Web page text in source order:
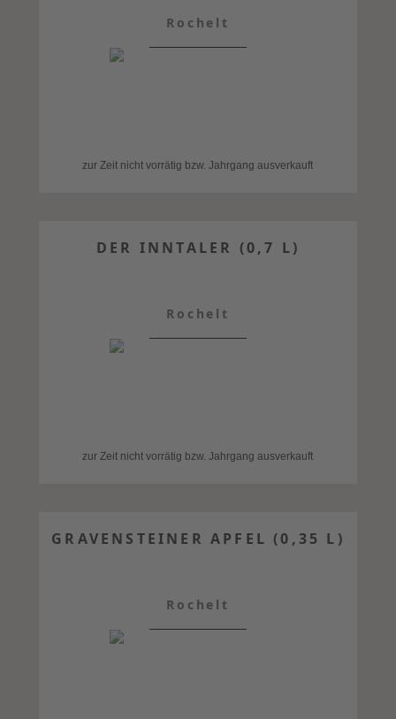
Rochelt
zur Zeit nicht vorrätig bzw. Jahrgang ausverkauft
DER INNTALER (0,7 L)
Rochelt
zur Zeit nicht vorrätig bzw. Jahrgang ausverkauft
GRAVENSTEINER APFEL (0,35 L)
Rochelt